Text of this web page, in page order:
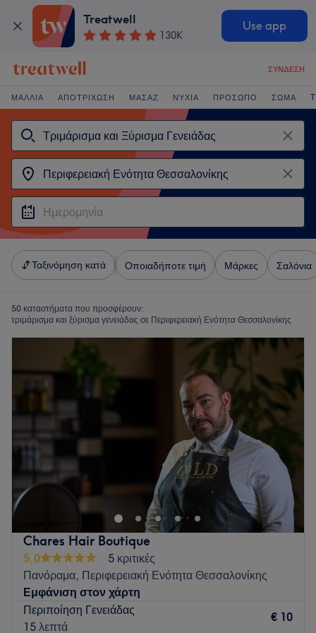
Treatwell
130K
Use app
ΣΎΝΔΕΣΗ
ΜΑΛΛΙΆ ΑΠΟΤΡΊΧΩΣΗ ΜΑΣΆΖ ΝΎΧΙΑ ΠΡΌΣΩΠΟ ΣΏΜΑ
Ταξινόμηση κατά Οποιαδήποτε τιμή Μάρκες Σαλόνια
50 καταστήματα που προσφέρουν:
τριμάρισμα και ξύρισμα γενειάδας σε Περιφερειακή Ενότητα Θεσσαλονίκης
Chares Hair Boutique
5,0
5 κριτικές
Πανόραμα, Περιφερειακή Ενότητα Θεσσαλονίκης
Εμφάνιση στον χάρτη
Περιποίηση Γενειάδας
15 λεπτά
€ 10